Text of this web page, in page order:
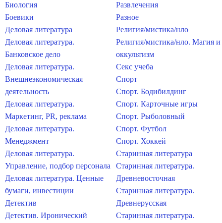
Биология
Боевики
Деловая литература
Деловая литература.
Банковское дело
Деловая литература.
Внешнеэкономическая
деятельность
Деловая литература.
Маркетинг, PR, реклама
Деловая литература.
Менеджмент
Деловая литература.
Управление, подбор персонала
Деловая литература. Ценные
бумаги, инвестиции
Детектив
Детектив. Иронический
Развлечения
Разное
Религия/мистика/нло
Религия/мистика/нло. Магия и
оккультизм
Секс учеба
Спорт
Спорт. Бодибилдинг
Спорт. Карточные игры
Спорт. Рыболовный
Спорт. Футбол
Спорт. Хоккей
Старинная литература
Старинная литература.
Древневосточная
Старинная литература.
Древнерусская
Старинная литература.